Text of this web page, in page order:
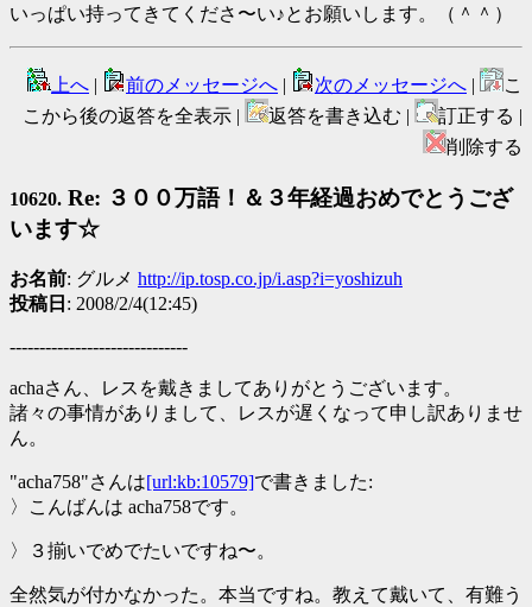
いっぱい持ってきてくださ〜い♪とお願いします。（＾＾）
上へ | 前のメッセージへ | 次のメッセージへ |
こ
こから後の返答を全表示 |
返答を書き込む |
訂正する |
削除する
10620. Re: ３００万語！＆３年経過おめでとうござ
います☆
お名前: グルメ http://ip.tosp.co.jp/i.asp?i=yoshizuh
投稿日 : 2008/2/4(12:45)
------------------------------
achaさん、レスを戴きましてありがとうございます。
諸々の事情がありまして、レスが遅くなって申し訳ありませ
ん。
"acha758"さんは[url:kb:10579]で書きました:
〉こんばんは acha758です。
〉３揃いでめでたいですね〜。
全然気が付かなかった。本当ですね。教えて戴いて、有難う